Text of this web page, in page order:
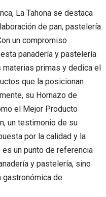
La Tahona se destaca
de pan, pastelería
un compromiso
panadería y pastelería
primas y dedica el
que la posicionan
su Hornazo de
el Mejor Producto
un testimonio de su
por la calidad y la
un punto de referencia
y pastelería, sino
gastronómica de